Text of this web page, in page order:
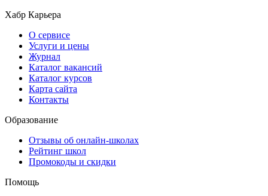
Хабр Карьера
О сервисе
Услуги и цены
Журнал
Каталог вакансий
Каталог курсов
Карта сайта
Контакты
Образование
Отзывы об онлайн-школах
Рейтинг школ
Промокоды и скидки
Помощь